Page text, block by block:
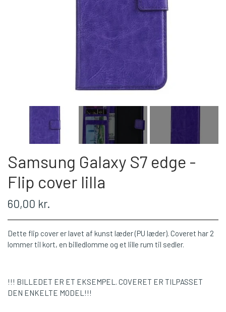
Samsung Galaxy S7 edge -
Flip cover lilla
60,00 kr.
Dette flip cover er lavet af kunst læder (PU læder). Coveret har 2
lommer til kort, en billedlomme og et lille rum til sedler.
!!! BILLEDET ER ET EKSEMPEL. COVERET ER TILPASSET
DEN ENKELTE MODEL!!!